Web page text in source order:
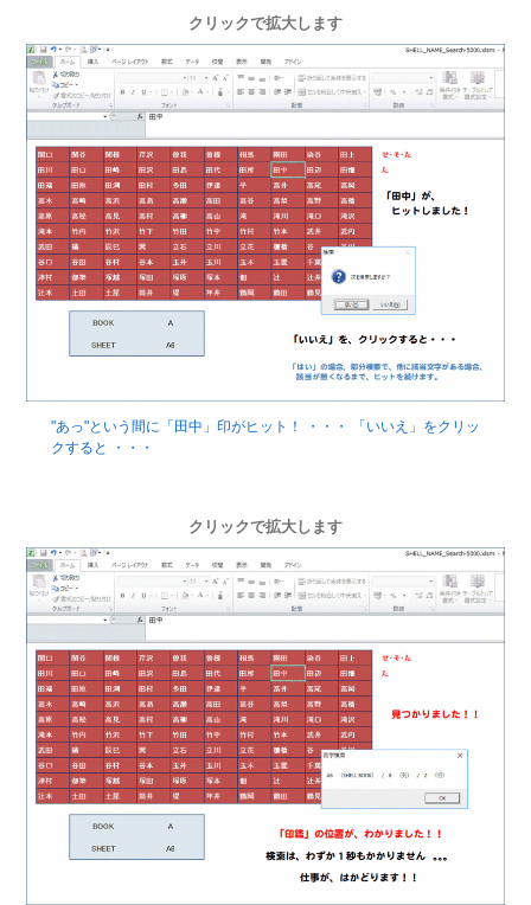
クリックで拡大します
"あっ"という間に「田中」印がヒット！ ・・・ 「いいえ」をクリッ
クすると ・・・
クリックで拡大します